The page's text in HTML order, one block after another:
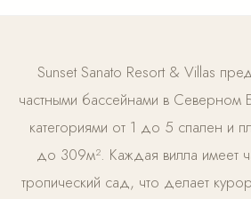
Sunset Sanato Resort & Villas
частными бассейнами в Северном
категориями от 1 до 5 спален и
до 309м². Каждая вилла имеет
тропический сад, что делает